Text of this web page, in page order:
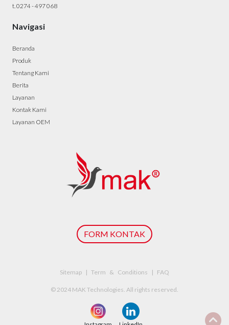
t. 0274 - 497 068
Navigasi
Beranda
Produk
Tentang Kami
Berita
Layanan
Kontak Kami
Layanan OEM
FORM KONTAK
Sitemap | Term & Conditions | FAQ
© 2024 MAK Technologies. All rights reserved.